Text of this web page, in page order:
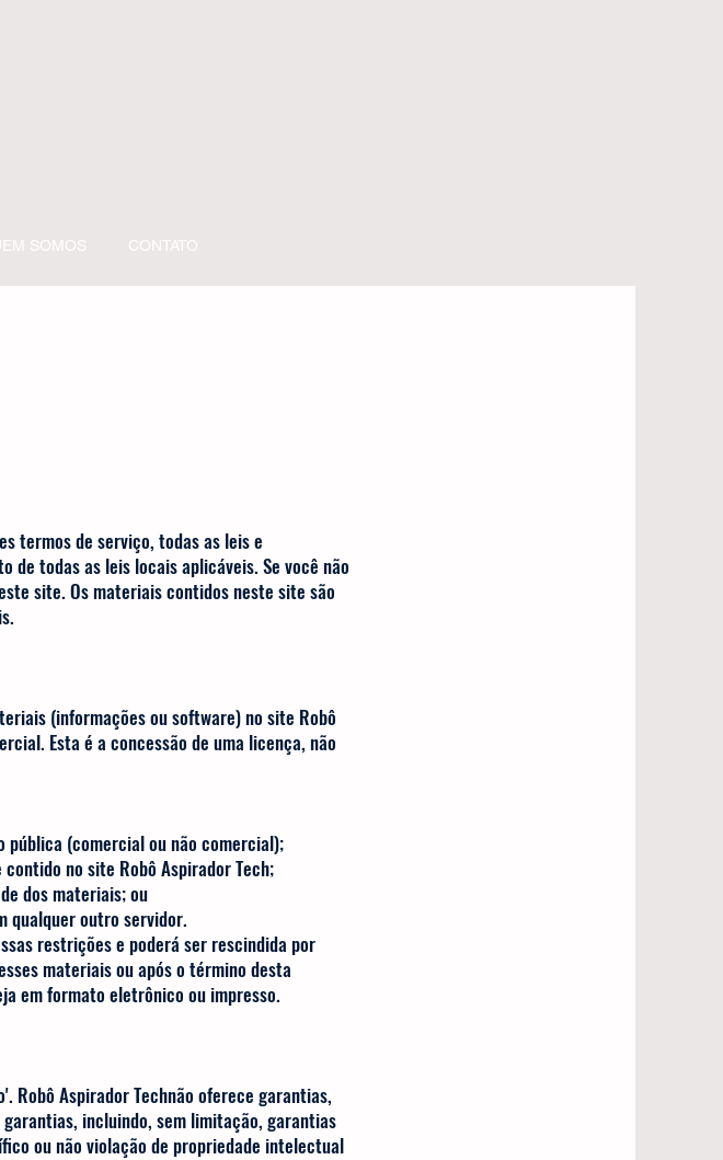
termos de serviço, todas as leis e
de todas as leis locais aplicáveis. Se você não
site. Os materiais contidos neste site são
(informações ou software) no site Robô
Esta é a concessão de uma licença, não
(comercial ou não comercial);
no site Robô Aspirador Tech;
dos materiais; ou
em qualquer outro servidor.
restrições e poderá ser rescindida por
materiais ou após o término desta
seja em formato eletrônico ou impresso.
Robô Aspirador Technão oferece garantias,
incluindo, sem limitação, garantias
ou não violação de propriedade intelectual